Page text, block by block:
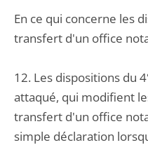
En ce qui concerne les
transfert d'un office
12. Les dispositions du
attaqué, qui modifient
transfert d'un office
simple déclaration